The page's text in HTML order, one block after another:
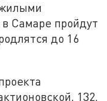
Самаре пройдут
до 16
132,